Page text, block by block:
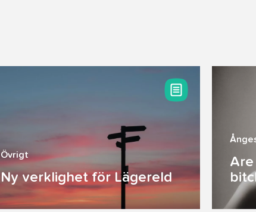
Övrigt
Ny verklighet för Lägereld